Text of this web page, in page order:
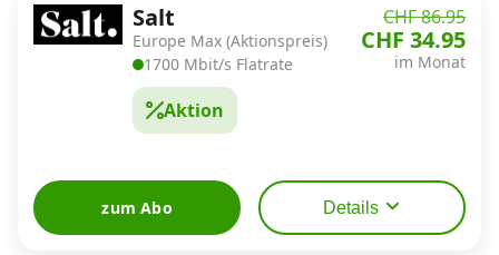
Salt
Europe Max (Aktionspreis)
1700 Mbit/s Flatrate
Aktion
CHF 86.95
CHF 34.95
im Monat
zum Abo Details